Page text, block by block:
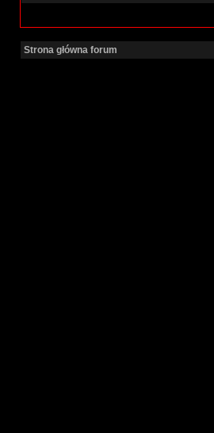
Strona główna forum